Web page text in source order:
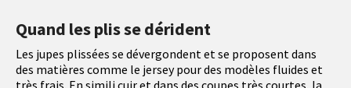
Quand les plis se dérident
Les jupes plissées se dévergondent et se proposent dans
des matières comme le jersey pour des modèles fluides et